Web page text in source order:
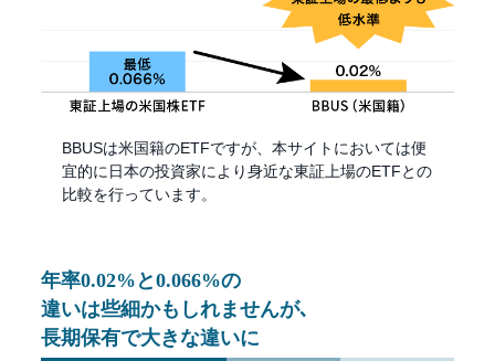
BBUSは米国籍のETFですが、本サイトにおいては便
宜的に日本の投資家により身近な東証上場のETFとの
比較を行っています。
年率0.02%と0.066%の
違いは些細かもしれませんが､
長期保有で大きな違いに